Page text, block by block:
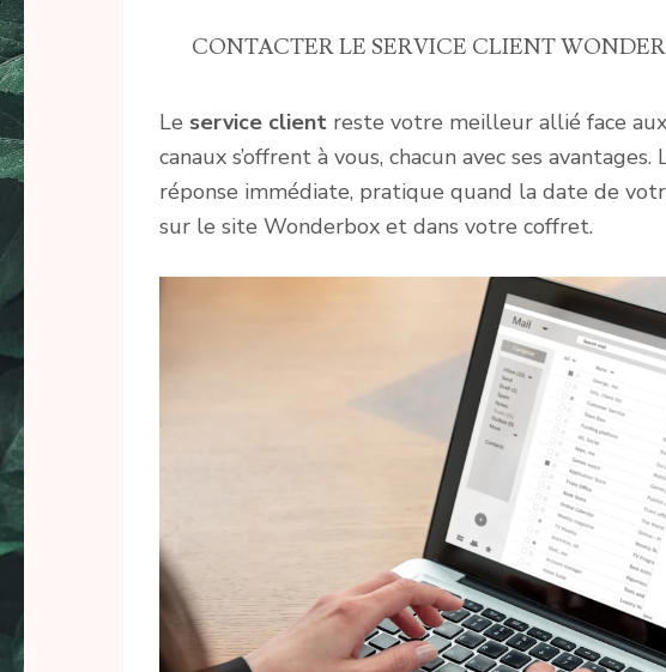
CONTACTER LE SERVICE CLIENT
Le service client reste votre meilleur allié face
canaux s’offrent à vous, chacun avec ses
réponse immédiate, pratique quand la date de
sur le site Wonderbox et dans votre coffret.